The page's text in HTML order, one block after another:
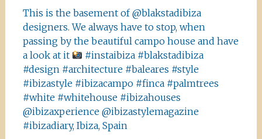
This is the basement of @blakstadibiza
designers. We always have to stop, when
passing by the beautiful campo house and have
a look at it
#instaibiza #blakstadibiza
#design #architecture #baleares #style
#ibizastyle #ibizacampo #finca #palmtrees
#white #whitehouse #ibizahouses
@ibizaxperience @ibizastylemagazine
#ibizadiary, Ibiza, Spain